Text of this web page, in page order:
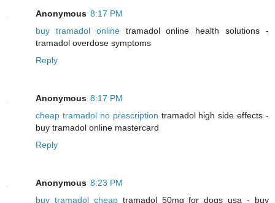
Anonymous 8:17 PM
buy tramadol onlinetramadol online health solutions -
tramadol overdose symptoms
Reply
Anonymous 8:17 PM
cheap tramadol no prescription tramadol high side effects -
buy tramadol online mastercard
Reply
Anonymous 8:23 PM
buy tramadol cheaptramadol 50mg for dogs usa - buy